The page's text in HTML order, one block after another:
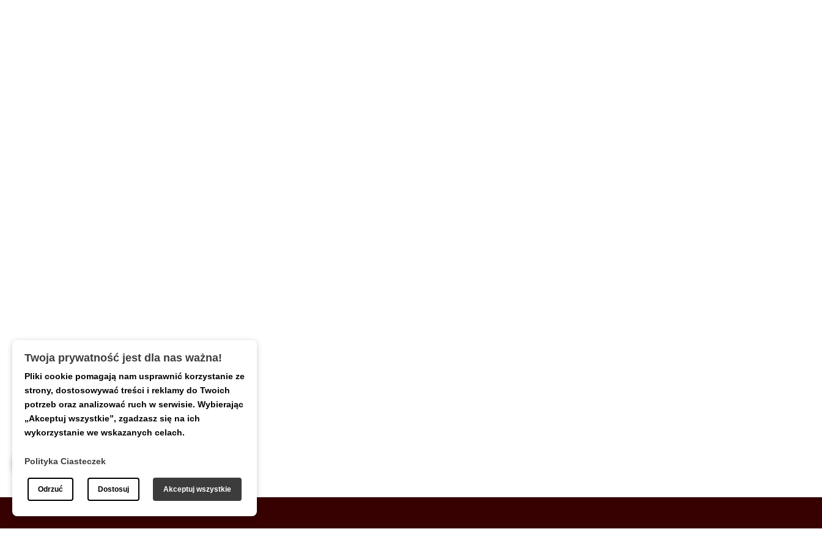
Twoja prywatność jest dla nas ważna!
Pliki cookie pomagają nam usprawnić korzystanie ze
strony, dostosowywać treści i reklamy do Twoich
potrzeb oraz analizować ruch w serwisie. Wybierając
„Akceptuj wszystkie”, zgadzasz się na ich
wykorzystanie we wskazanych celach.
Polityka Ciasteczek
Odrzuć Dostosuj Akceptuj wszystkie